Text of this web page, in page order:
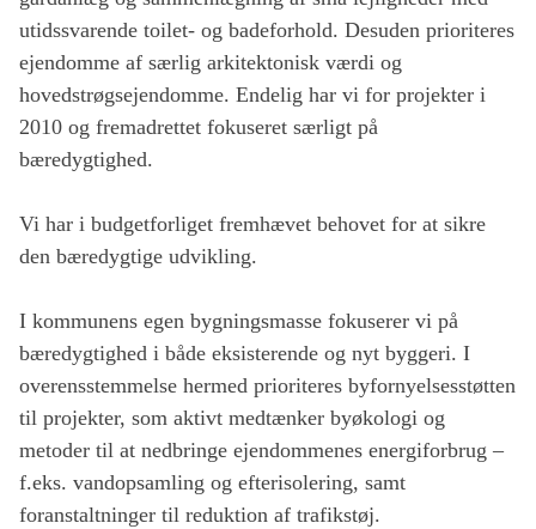
utidssvarende toilet- og badeforhold. Desuden prioriteres
ejendomme af særlig arkitektonisk værdi og
hovedstrøgsejendomme. Endelig har vi for projekter i
2010 og fremadrettet fokuseret særligt på
bæredygtighed.
Vi har i budgetforliget fremhævet behovet for at sikre
den bæredygtige udvikling.
I kommunens egen bygningsmasse fokuserer vi på
bæredygtighed i både eksisterende og nyt byggeri. I
overensstemmelse hermed prioriteres byfornyelsesstøtten
til projekter, som aktivt medtænker byøkologi og
metoder til at nedbringe ejendommenes energiforbrug –
f.eks. vandopsamling og efterisolering, samt
foranstaltninger til reduktion af trafikstøj.